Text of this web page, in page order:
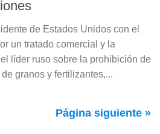
de Estados Unidos con el
un tratado comercial y la
líder ruso sobre la prohibición de
granos y fertilizantes,...
Página siguiente »